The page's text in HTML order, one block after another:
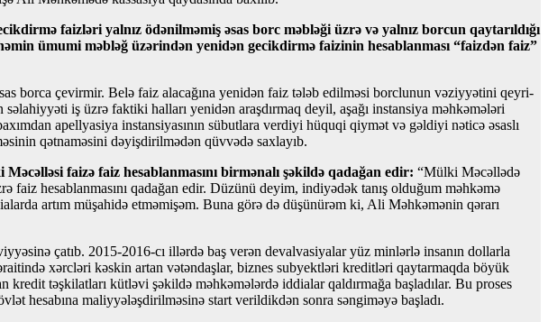
faizləri yalnız ödənilməmiş əsas borc məbləği üzrə və yalnız borcun qaytarıldığı
ümumi məbləğ üzərindən yenidən gecikdirmə faizinin hesablanması “faizdən faiz”
borca çevirmir. Belə faiz alacağına yenidən faiz tələb edilməsi borclunun vəziyyətini qeyri-
iş üzrə faktiki halları yenidən araşdırmaq deyil, aşağı instansiya məhkəmələri
apellyasiya instansiyasının sübutlara verdiyi hüquqi qiymət və gəldiyi nəticə əsaslı
qətnaməsini dəyişdirilmədən qüvvədə saxlayıb.
faizə faiz hesablanmasını birmənalı şəkildə qadağan edir: “Mülki Məcəllədə
hesablanmasını qadağan edir. Düzünü deyim, indiyədək tanış olduğum məhkəmə
artım müşahidə etməmişəm. Buna görə də düşünürəm ki, Ali Məhkəmənin qərarı
çatıb. 2015-2016-cı illərdə baş verən devalvasiyalar yüz minlərlə insanın dollarla
xərcləri kəskin artan vətəndaşlar, biznes subyektləri kreditləri qaytarmaqda böyük
təşkilatları kütləvi şəkildə məhkəmələrdə iddialar qaldırmağa başladılar. Bu proses
hesabına maliyyələşdirilməsinə start verildikdən sonra səngiməyə başladı.